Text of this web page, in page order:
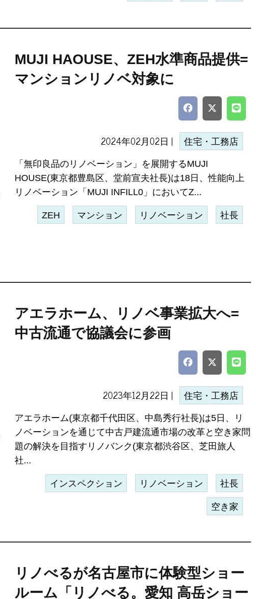
MUJI HAOUSE、ZEH水準商品提供=
マンションリノベ対象に
2024年02月02日 | 住宅・工務店
「無印良品のリノベーション」を展開するMUJI
HOUSE(東京都豊島区、堂前宣夫社長)は18日、性能向上
リノベーション「MUJI INFILL0」においてZ...
ZEH マンション リノベーション 社長
アエラホーム、リノベ事業拡大へ=
中古流通で協議会に参画
2023年12月22日 | 住宅・工務店
アエラホーム(東京都千代田区、中島秀行社長)は5日、リ
ノベーションを通じて中古戸建流通市場の改革と空き家問
題の解決を目指すリノバンク(東京都渋谷区、芝田旅人
社...
インスペクション リノベーション 社長
空き家
リノべるが名古屋市に体験型ショー
ルーム「リノべる。愛知 高岳ショー